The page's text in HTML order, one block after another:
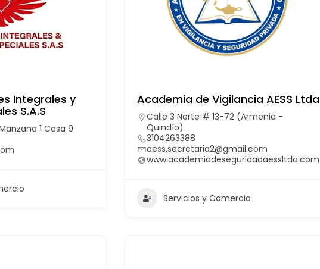
Integrales y
S.A.S
1 Casa 9
Academia de Vigilancia AESS Ltda
Calle 3 Norte # 13-72 (Armenia -
Quindío)
3104263388
aess.secretaria2@gmail.com
www.academiadeseguridadaessltda.com
Servicios y Comercio